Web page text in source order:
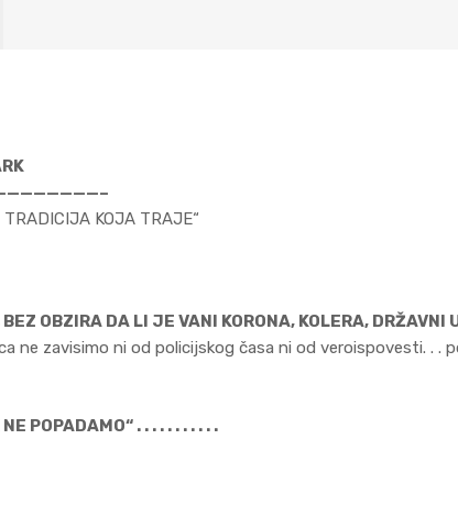
KOJA TRAJE“
BEZ OBZIRA DA LI JE VANI KORONA, KOLERA,
ne zavisimo ni od policijskog časa ni od veroispovesti. . .
POPADAMO“ . . . . . . . . . . .